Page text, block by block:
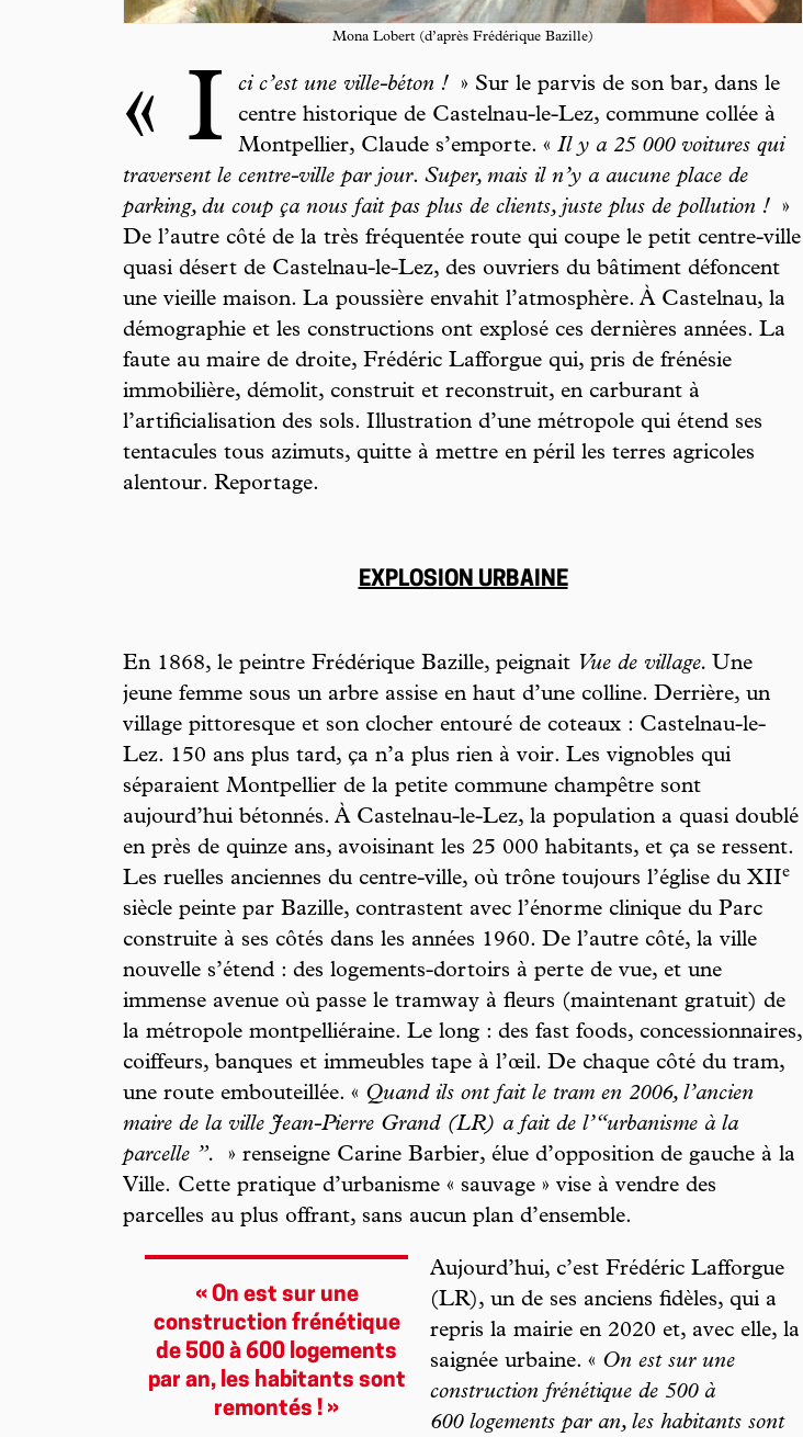
Mona Lobert (d’après Frédérique Bazille)
« I ci c’est une ville-béton ! » Sur le parvis de son bar, dans le
centre historique de Castelnau-le-Lez, commune collée à
Montpellier, Claude s’emporte. « Il y a 25 000 voitures qui
traversent le centre-ville par jour. Super, mais il n’y a aucune place de
parking, du coup ça nous fait pas plus de clients, juste plus de pollution ! »
De l’autre côté de la très fréquentée route qui coupe le petit centre-ville
quasi désert de Castelnau-le-Lez, des ouvriers du bâtiment défoncent
une vieille maison. La poussière envahit l’atmosphère. À Castelnau, la
démographie et les constructions ont explosé ces dernières années. La
faute au maire de droite, Frédéric Lafforgue qui, pris de frénésie
immobilière, démolit, construit et reconstruit, en carburant à
l’artificialisation des sols. Illustration d’une métropole qui étend ses
tentacules tous azimuts, quitte à mettre en péril les terres agricoles
alentour. Reportage.
EXPLOSION URBAINE
En 1868, le peintre Frédérique Bazille, peignait Vue de village. Une
jeune femme sous un arbre assise en haut d’une colline. Derrière, un
village pittoresque et son clocher entouré de coteaux : Castelnau-le-
Lez. 150 ans plus tard, ça n’a plus rien à voir. Les vignobles qui
séparaient Montpellier de la petite commune champêtre sont
aujourd’hui bétonnés. À Castelnau-le-Lez, la population a quasi doublé
en près de quinze ans, avoisinant les 25 000 habitants, et ça se ressent.
Les ruelles anciennes du centre-ville, où trône toujours l’église du XIIe
siècle peinte par Bazille, contrastent avec l’énorme clinique du Parc
construite à ses côtés dans les années 1960. De l’autre côté, la ville
nouvelle s’étend : des logements-dortoirs à perte de vue, et une
immense avenue où passe le tramway à fleurs (maintenant gratuit) de
la métropole montpelliéraine. Le long : des fast foods, concessionnaires,
coiffeurs, banques et immeubles tape à l’œil. De chaque côté du tram,
une route embouteillée. « Quand ils ont fait le tram en 2006, l’ancien
maire de la ville Jean-Pierre Grand (LR) a fait de l’“urbanisme à la
parcelle ”.
» renseigne Carine Barbier, élue d’opposition de gauche à la
Ville. Cette pratique d’urbanisme « sauvage » vise à vendre des
parcelles au plus offrant, sans aucun plan d’ensemble.
« On est sur une
construction frénétique
de 500 à 600 logements
par an, les habitants sont
remontés ! »
Aujourd’hui, c’est Frédéric Lafforgue
(LR), un de ses anciens fidèles, qui a
repris la mairie en 2020 et, avec elle, la
saignée urbaine. « On est sur une
construction frénétique de 500 à
600 logements par an, les habitants sont